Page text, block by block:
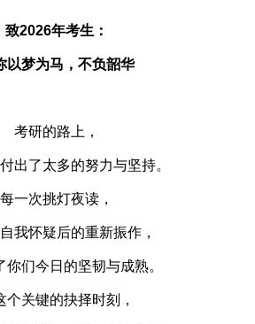
致2026年考生：
以梦为马，不负韶华
考研的路上，
出了太多的努力与坚持。
每一次挑灯夜读，
我怀疑后的重新振作，
你们今日的坚韧与成熟。
个关键的抉择时刻，